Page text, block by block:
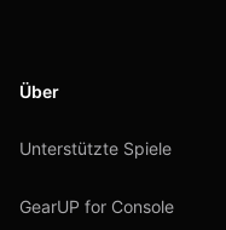
Über
Unterstützte Spiele
GearUP for Console